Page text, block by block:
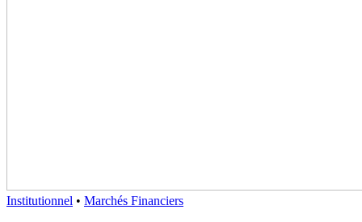
Institutionnel • Marchés Financiers